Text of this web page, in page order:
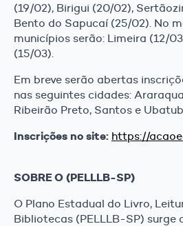
(19/02), Birigui (20/02),
Bento do Sapucaí (25/02). No
municípios serão: Limeira (12/
(15/03).
Em breve serão abertas
nas seguintes cidades:
Ribeirão Preto, Santos e
Inscrições no site: https://
SOBRE O (PELLLB-SP)
O Plano Estadual do Livro,
Bibliotecas (PELLLB-SP) surge